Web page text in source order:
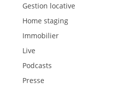
Gestion locative
Home staging
Immobilier
Live
Podcasts
Presse